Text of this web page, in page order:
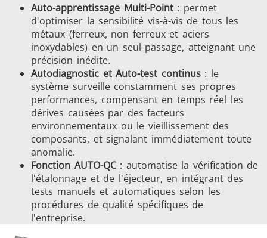
Auto-apprentissage Multi-Point: permet
d'optimiser la sensibilité vis-à-vis de tous les
métaux (ferreux, non ferreux et aciers
inoxydables) en un seul passage, atteignant une
précision inédite.
Autodiagnostic et Auto-test continus: le
système surveille constamment ses propres
performances, compensant en temps réel les
dérives causées par des facteurs
environnementaux ou le vieillissement des
composants, et signalant immédiatement toute
anomalie.
Fonction AUTO-QC: automatise la vérification de
l'étalonnage et de l'éjecteur, en intégrant des
tests manuels et automatiques selon les
procédures de qualité spécifiques de
l'entreprise.